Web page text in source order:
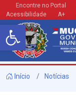
Barra de Ferramentas Aberta
Encontre no Portal
Acessibilidade
A+
Início Notícias